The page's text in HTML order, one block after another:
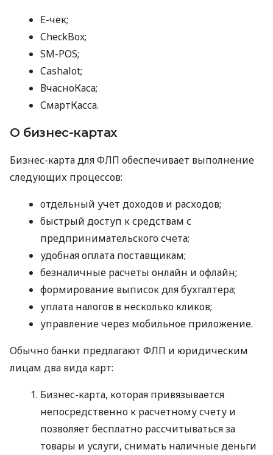
E-чек;
CheckBox;
SM-POS;
Cashalot;
ВчасноКаса;
СмартКасса.
О бизнес-картах
Бизнес-карта для ФЛП обеспечивает выполнение
следующих процессов:
отдельный учет доходов и расходов;
быстрый доступ к средствам с
предпринимательского счета;
удобная оплата поставщикам;
безналичные расчеты онлайн и офлайн;
формирование выписок для бухгалтера;
уплата налогов в несколько кликов;
управление через мобильное приложение.
Обычно банки предлагают ФЛП и юридическим
лицам два вида карт:
Бизнес-карта, которая привязывается
непосредственно к расчетному счету и
позволяет бесплатно рассчитываться за
товары и услуги, снимать наличные деньги